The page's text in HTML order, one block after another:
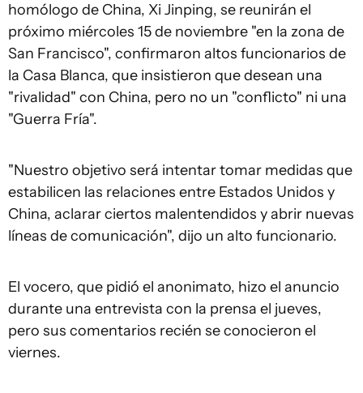
homólogo de China, Xi Jinping, se reunirán el
próximo miércoles 15 de noviembre "en la zona de
San Francisco", confirmaron altos funcionarios de
la Casa Blanca, que insistieron que desean una
"rivalidad" con China, pero no un "conflicto" ni una
"Guerra Fría".
"Nuestro objetivo será intentar tomar medidas que
estabilicen las relaciones entre Estados Unidos y
China, aclarar ciertos malentendidos y abrir nuevas
líneas de comunicación", dijo un alto funcionario.
El vocero, que pidió el anonimato, hizo el anuncio
durante una entrevista con la prensa el jueves,
pero sus comentarios recién se conocieron el
viernes.